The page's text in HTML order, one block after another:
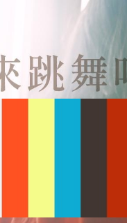
推薦影片 劇情